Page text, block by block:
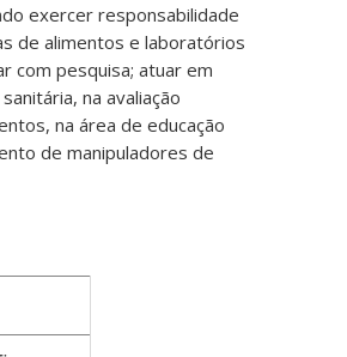
exercer responsabilidade
de alimentos e laboratórios
com pesquisa; atuar em
na avaliação
na área de educação
de manipuladores de